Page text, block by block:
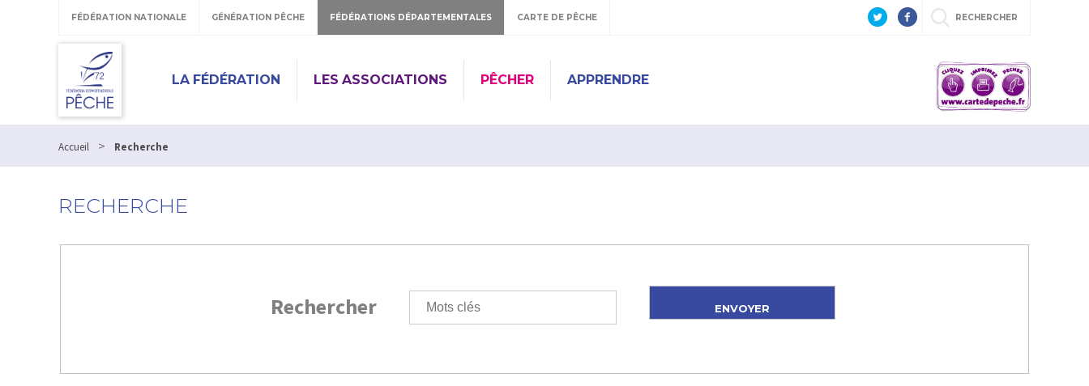
FÉDÉRATION NATIONALE GÉNÉRATION PÊCHE FÉDÉRATIONS DÉPARTEMENTALES CARTE DE PÊCHE RECHERCHER
LA FÉDÉRATION LES ASSOCIATIONS PÊCHER APPRENDRE
Accueil > Recherche
RECHERCHE
Rechercher